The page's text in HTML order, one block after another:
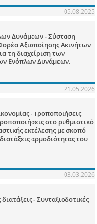
05.08.2025
Δυνάμεων - Σύσταση
Αξιοποίησης Ακινήτων
τη διαχείριση των
Ενόπλων Δυνάμεων.
21.05.2026
- Τροποποιήσεις
στο ρυθμιστικό
εκτέλεσης με σκοπό
αρμοδιότητας του
03.03.2026
- Συνταξιοδοτικές